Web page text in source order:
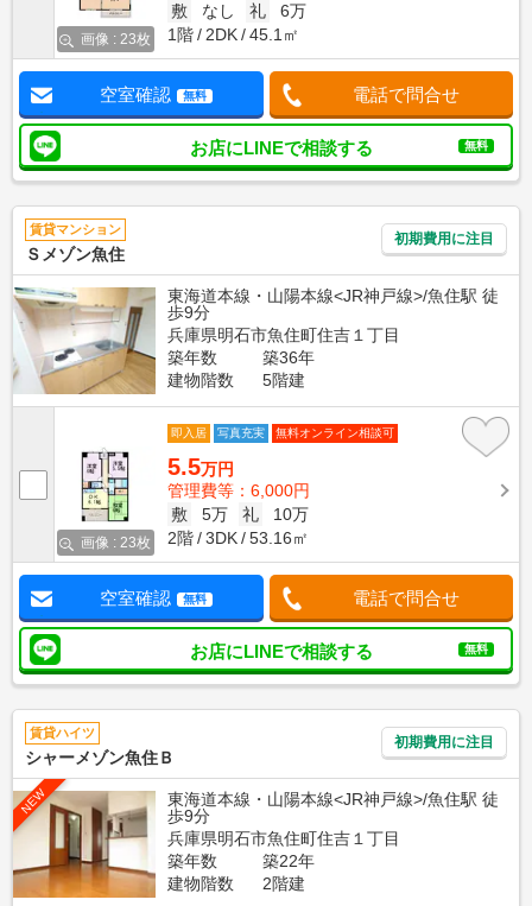
画像 : 23枚
敷
なし 礼
6万
1階
2DK 45.1㎡
空室確認 無料 電話で問合せ
お店にLINEで相談する 無料
賃貸マンション
Ｓメゾン魚住
初期費用に注目
東海道本線・山陽本線<JR神戸線>/魚住駅 徒
歩9分
兵庫県明石市魚住町住吉１丁目
築年数
築36年
建物階数
5階建
画像 : 23枚
即入居 写真充実 無料オンライン相談可
5.5万円
管理費等：6,000円
敷
5万 礼
10万
2階
3DK 53.16㎡
空室確認 無料 電話で問合せ
お店にLINEで相談する 無料
賃貸ハイツ
シャーメゾン魚住Ｂ
初期費用に注目
NEW
東海道本線・山陽本線<JR神戸線>/魚住駅 徒
歩9分
兵庫県明石市魚住町住吉１丁目
築年数
築22年
建物階数
2階建